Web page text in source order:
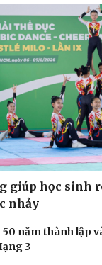
giúp học sinh
nhảy
50 năm thành lập
3